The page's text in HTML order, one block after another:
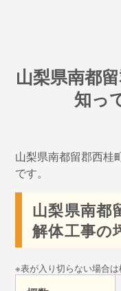
山梨県南都
知っ
山梨県南都留郡西桂
です。
山梨県南都
解体工事の